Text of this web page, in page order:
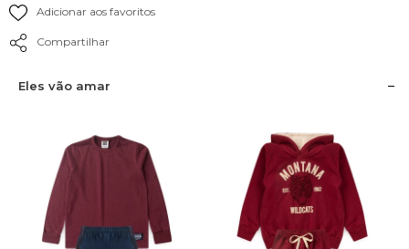
Adicionar aos favoritos
Compartilhar
Eles vão amar